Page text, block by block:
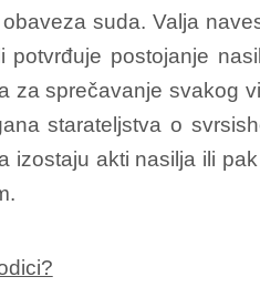
suda. Valja
postojanje
sprečavanje svakog
starateljstva o
akti nasilja ili